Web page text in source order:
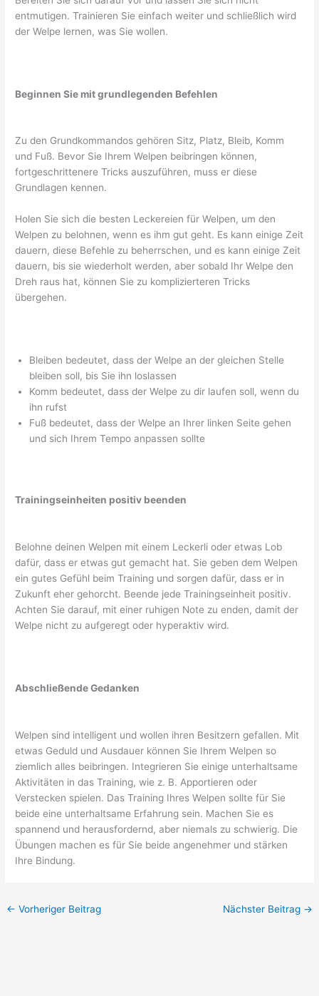
entmutigen. Trainieren Sie einfach weiter und schließlich wird
der Welpe lernen, was Sie wollen.
Beginnen Sie mit grundlegenden Befehlen
Zu den Grundkommandos gehören Sitz, Platz, Bleib, Komm
und Fuß. Bevor Sie Ihrem Welpen beibringen können,
fortgeschrittenere Tricks auszuführen, muss er diese
Grundlagen kennen.
Holen Sie sich die besten Leckereien für Welpen, um den
Welpen zu belohnen, wenn es ihm gut geht. Es kann einige Zeit
dauern, diese Befehle zu beherrschen, und es kann einige Zeit
dauern, bis sie wiederholt werden, aber sobald Ihr Welpe den
Dreh raus hat, können Sie zu komplizierteren Tricks
übergehen.
Bleiben bedeutet, dass der Welpe an der gleichen Stelle
bleiben soll, bis Sie ihn loslassen
Komm bedeutet, dass der Welpe zu dir laufen soll, wenn du
ihn rufst
Fuß bedeutet, dass der Welpe an Ihrer linken Seite gehen
und sich Ihrem Tempo anpassen sollte
Trainingseinheiten positiv beenden
Belohne deinen Welpen mit einem Leckerli oder etwas Lob
dafür, dass er etwas gut gemacht hat. Sie geben dem Welpen
ein gutes Gefühl beim Training und sorgen dafür, dass er in
Zukunft eher gehorcht. Beende jede Trainingseinheit positiv.
Achten Sie darauf, mit einer ruhigen Note zu enden, damit der
Welpe nicht zu aufgeregt oder hyperaktiv wird.
Abschließende Gedanken
Welpen sind intelligent und wollen ihren Besitzern gefallen. Mit
etwas Geduld und Ausdauer können Sie Ihrem Welpen so
ziemlich alles beibringen. Integrieren Sie einige unterhaltsame
Aktivitäten in das Training, wie z. B. Apportieren oder
Verstecken spielen. Das Training Ihres Welpen sollte für Sie
beide eine unterhaltsame Erfahrung sein. Machen Sie es
spannend und herausfordernd, aber niemals zu schwierig. Die
Übungen machen es für Sie beide angenehmer und stärken
Ihre Bindung.
← Vorheriger Beitrag Nächster Beitrag →